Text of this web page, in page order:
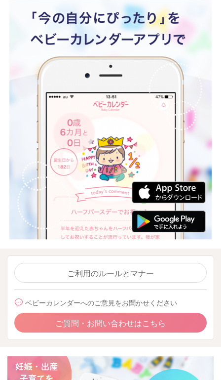
ご利用のルールとマナー
ベビーカレンダーへのご意見をお聞かせください
ご質問・お問い合わせはこちら